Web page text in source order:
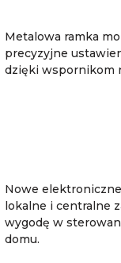
Metalowa ramka
precyzyjne
dzięki wspornikom
Nowe
lokalne i centralne
wygodę w
domu.